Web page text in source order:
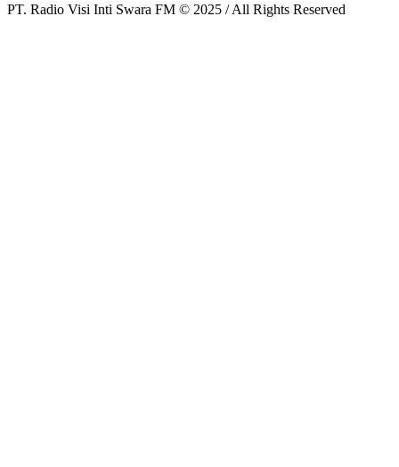
PT. Radio Visi Inti Swara FM © 2025 / All Rights Reserved